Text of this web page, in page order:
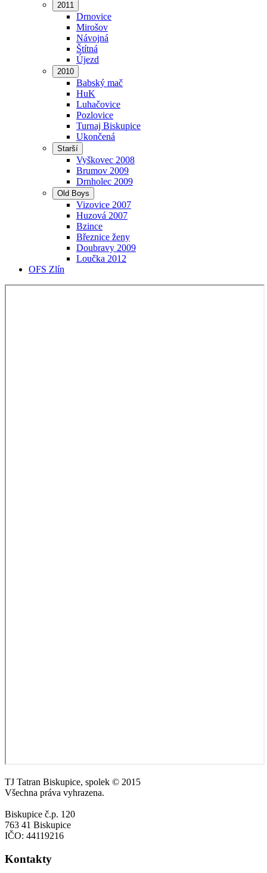
2011
Drnovice
Mirošov
Návojná
Štítná
Újezd
2010
Babský mač
HuK
Luhačovice
Pozlovice
Turnaj Biskupice
Ukončená
Starší
Vyškovec 2008
Brumov 2009
Drnholec 2009
Old Boys
Vizovice 2007
Huzová 2007
Bzince
Březnice ženy
Doubravy 2009
Loučka 2012
OFS Zlín
TJ Tatran Biskupice, spolek © 2015
Všechna práva vyhrazena.
Biskupice č.p. 120
763 41 Biskupice
IČO: 44119216
Kontakty